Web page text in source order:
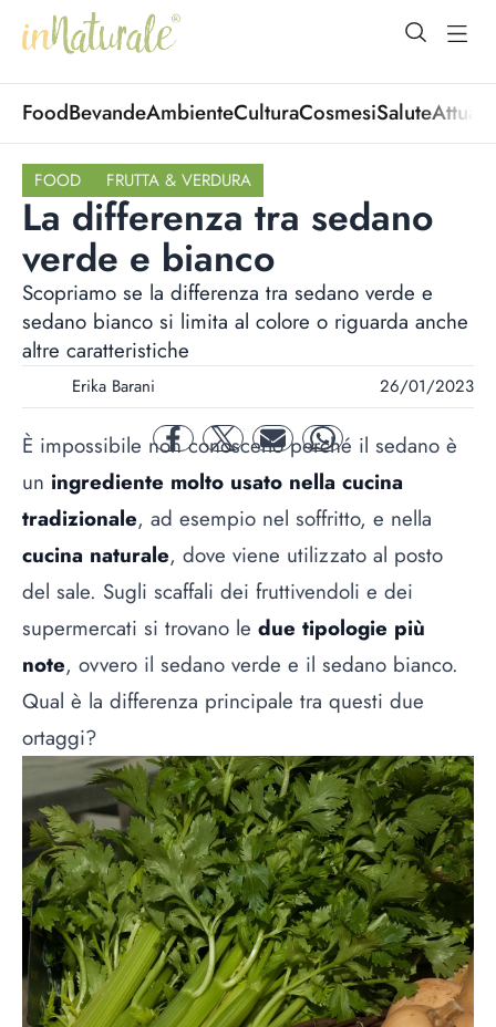
open
FoodBevandeAmbienteCulturaCosmesiSalute
FOOD FRUTTA & VERDURA
La differenza tra sedano
verde e bianco
Scopriamo se la differenza tra sedano verde e
sedano bianco si limita al colore o riguarda anche
altre caratteristiche
Erika Barani 26/01/2023
facebooktwitter mail whatsapp
È impossibile non conoscerlo perché il sedano è
un ingrediente molto usato nella cucina
tradizionale, ad esempio nel soffritto, e nella
cucina naturale, dove viene utilizzato al posto
del sale. Sugli scaffali dei fruttivendoli e dei
supermercati si trovano le due tipologie più
note, ovvero il sedano verde e il sedano bianco.
Qual è la differenza principale tra questi due
ortaggi?